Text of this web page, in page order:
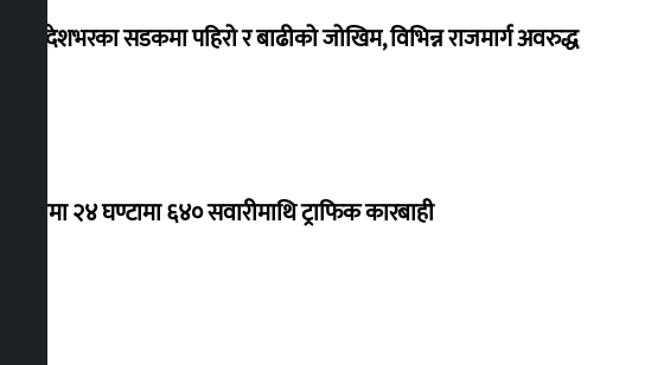
वर्षासँगै देशभरका सडकमा पहिरो र बाढीको जोखिम, विभिन्न राजमार्ग अवरुद्ध
उपत्यकामा २४ घण्टामा ६४० सवारीमाथि ट्राफिक कारबाही